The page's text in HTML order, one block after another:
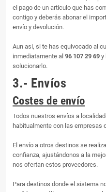
el pago de un artículo que has
contigo y deberás abonar el
envío y devolución.
Aun así, si te has equivocado al
inmediatamente al 96 107 29 69 y
solucionarlo.
3.- Envíos
Costes de envío
Todos nuestros envíos a
habitualmente con las empresas
El envío a otros destinos se
confianza, ajustándonos a la
nos ofertan estos proveedores.
Para destinos donde el sistema